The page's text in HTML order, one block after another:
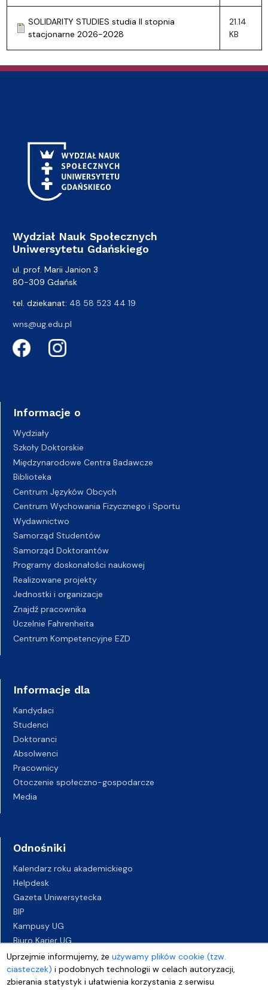
Uprzejmie informujemy, żeużywamy plików cookie (tzw.
ciasteczek) i podobnych technologii w celach autoryzacji,
zbierania statystyk i ułatwienia korzystania z serwisu
SOLIDARITY STUDIES studia II stopnia
stacjonarne 2026-2028
21.14
KB
Wydział Nauk Społecznych
Uniwersytetu Gdańskiego
ul. prof. Marii Janion 3
80-309 Gdańsk
tel. dziekanat: 48 58 523 44 19
wns@ug.edu.pl
Informacje o
Wydziały
Szkoły Doktorskie
Międzynarodowe Centra Badawcze
Biblioteka
Centrum Języków Obcych
Centrum Wychowania Fizycznego i Sportu
Wydawnictwo
Samorząd Studentów
Samorząd Doktorantów
Programy doskonałości naukowej
Realizowane projekty
Jednostki i organizacje
Znajdź pracownika
Uczelnie Fahrenheita
Centrum Kompetencyjne EZD
Informacje dla
Kandydaci
Studenci
Doktoranci
Absolwenci
Pracownicy
Otoczenie społeczno-gospodarcze
Media
Odnośniki
Kalendarz roku akademickiego
Helpdesk
Gazeta Uniwersytecka
BIP
Kampusy UG
Biuro Karier UG
Oferty pracy
Deklaracja dostępności